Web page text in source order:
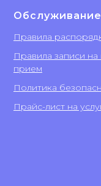
Обслуживание
Правила
Правила записи
прием
Политика
Прайс-лист на